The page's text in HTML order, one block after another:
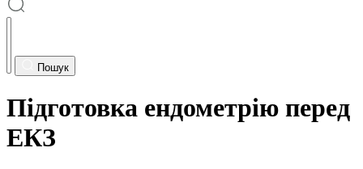
Пошук
Підготовка ендометрію перед
ЕКЗ